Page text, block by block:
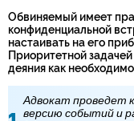
Обвиняемый имеет
конфиденциальной
настаивать на его
Приоритетной
деяния как
Адвокат проведет
версию событий и